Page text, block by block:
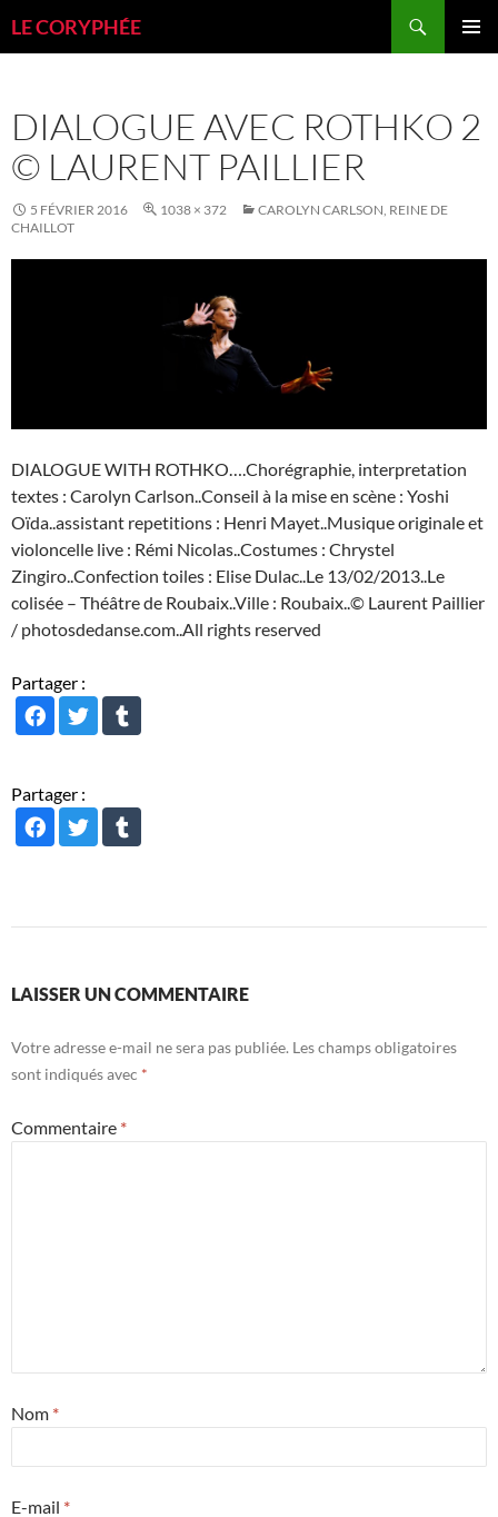
auLE CORYPHÉE
DIALOGUE AVEC ROTHKO 2
© LAURENT PAILLIER
5 FÉVRIER 2016 1038 × 372
CAROLYN CARLSON, REINE DE
CHAILLOT
DIALOGUE WITH ROTHKO….Chorégraphie, interpretation
textes : Carolyn Carlson..Conseil à la mise en scène : Yoshi
Oïda..assistant repetitions : Henri Mayet..Musique originale et
violoncelle live : Rémi Nicolas..Costumes : Chrystel
Zingiro..Confection toiles : Elise Dulac..Le 13/02/2013..Le
colisée – Théâtre de Roubaix..Ville : Roubaix..© Laurent Paillier
/ photosdedanse.com..All rights reserved
Partager :
Partager :
LAISSER UN COMMENTAIRE
Votre adresse e-mail ne sera pas publiée. Les champs obligatoires
sont indiqués avec *
Commentaire *
Nom *
E-mail *